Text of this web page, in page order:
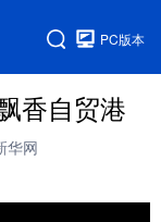
PC版本
香自贸港
华网